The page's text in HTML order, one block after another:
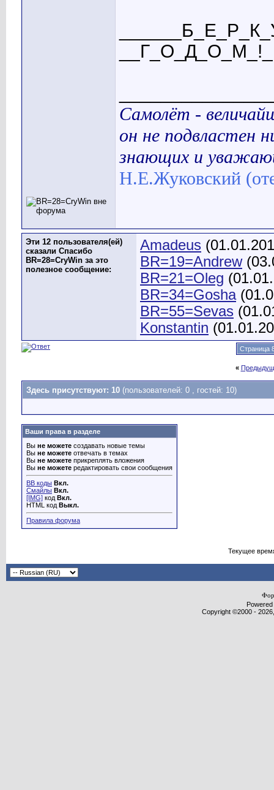
Самолёт -
он не подвластен
знающих и
Н.Е.Жуковский
Эти 12 пользователя(ей)
сказали Спасибо
BR=28=CryWin за это
полезное сообщение:
Amadeus
BR=19=Andrew
BR=21=Oleg
BR=34=Gosha
BR=55=Sevas
Konstantin
Страница
«
Здесь присутствуют: 10 (пользователей: 0 , гостей: 10)
Ваши права в разделе
Вы не можете создавать новые темы
Вы не можете отвечать в темах
Вы не можете прикреплять вложения
Вы не можете редактировать свои сообщения
BB коды Вкл.
Смайлы Вкл.
[IMG] код Вкл.
HTML код Выкл.
Правила форума
Текущее
Copyright ©2000 -